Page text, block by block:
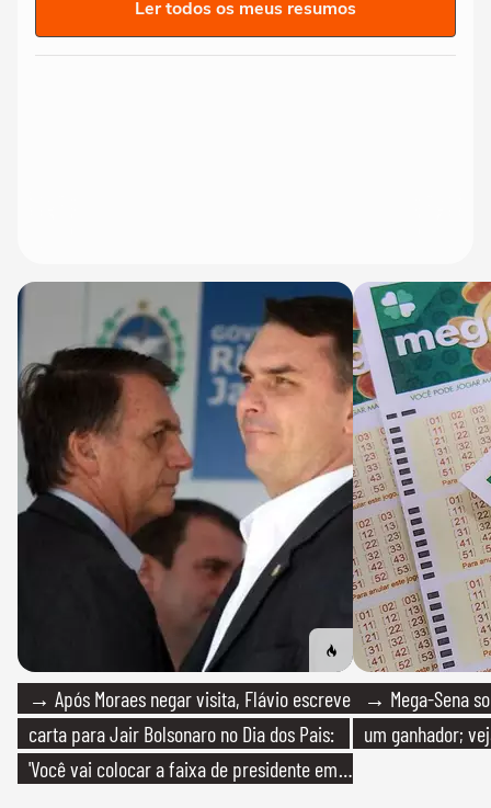
Ler todos os meus resumos
→ Após Moraes negar visita, Flávio escreve
carta para Jair Bolsonaro no Dia dos Pais:
'Você vai colocar a faixa de presidente em
→ Mega-Sena
um ganhador;